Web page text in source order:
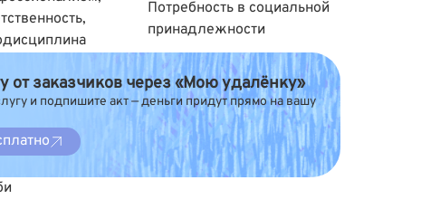
Потребность в социальной
принадлежности
от заказчиков через «Мою удалёнку»
и подпишите акт — деньги придут прямо на вашу